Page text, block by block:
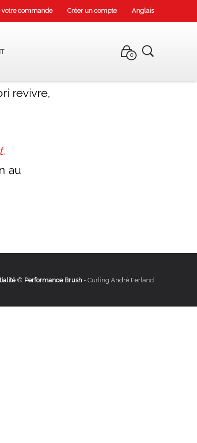
votre commande Créer un compte Anglais
0
revivre,
au
© Performance Brush - Curling André Ferland